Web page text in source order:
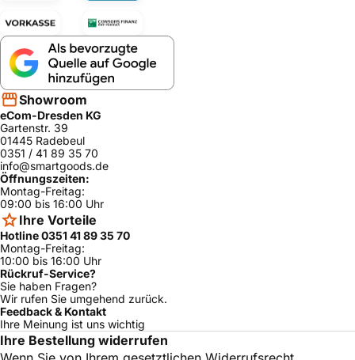
Showroom
eCom-Dresden KG
Gartenstr. 39
01445 Radebeul
0351 / 41 89 35 70
info@smartgoods.de
Öffnungszeiten:
Montag-Freitag:
09:00 bis 16:00 Uhr
Ihre Vorteile
Hotline 0351 41 89 35 70
Montag-Freitag:
10:00 bis 16:00 Uhr
Rückruf-Service?
Sie haben Fragen?
Wir rufen Sie umgehend zurück.
Feedback & Kontakt
Ihre Meinung ist uns wichtig
Ihre Bestellung widerrufen